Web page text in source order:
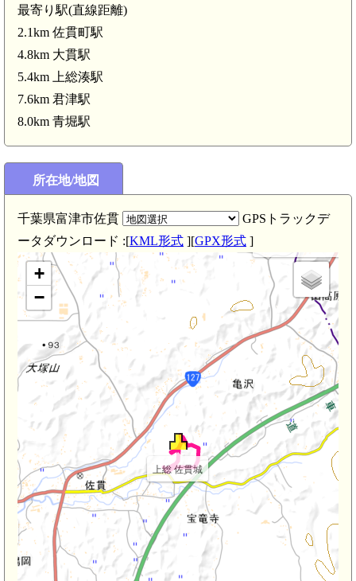
最寄り駅(直線距離)
2.1km 佐貫町駅
4.8km 大貫駅
5.4km 上総湊駅
7.6km 君津駅
8.0km 青堀駅
所在地/地図
千葉県富津市佐貫
GPSトラックデ
ータダウンロード :[KML形式 ][GPX形式 ]
上総 佐貫城
+
−